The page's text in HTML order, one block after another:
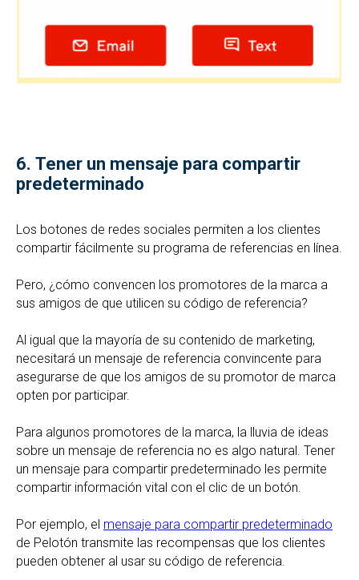
6. Tener un mensaje para compartir
predeterminado
Los botones de redes sociales permiten a los clientes
compartir fácilmente su programa de referencias en línea.
Pero, ¿cómo convencen los promotores de la marca a
sus amigos de que utilicen su código de referencia?
Al igual que la mayoría de su contenido de marketing,
necesitará un mensaje de referencia convincente para
asegurarse de que los amigos de su promotor de marca
opten por participar.
Para algunos promotores de la marca, la lluvia de ideas
sobre un mensaje de referencia no es algo natural. Tener
un mensaje para compartir predeterminado les permite
compartir información vital con el clic de un botón.
Por ejemplo, el mensaje para compartir predeterminado
de Pelotón transmite las recompensas que los clientes
pueden obtener al usar su código de referencia.